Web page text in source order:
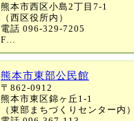
熊本市西区小島2丁目7-1
（西区役所内）
電話 096-329-7205
F…
熊本市東部公民館
〒862-0912
熊本市東区錦ヶ丘1-1
（東部まちづくりセンター内